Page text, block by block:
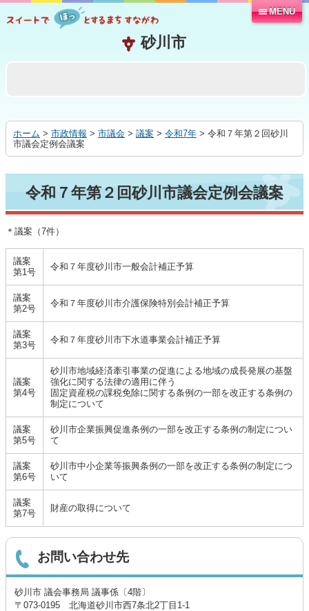
る
MENU
ホーム > 市政情報 > 市議会 > 議案 > 令和7年 > 令和７年第２回砂川
市議会定例会議案
令和７年第２回砂川市議会定例会議案
＊議案（7件）
議案
第1号
令和７年度砂川市一般会計補正予算
議案
第2号
令和７年度砂川市介護保険特別会計補正予算
議案
第3号
令和７年度砂川市下水道事業会計補正予算
議案
第4号
砂川市地域経済牽引事業の促進による地域の成長発展の基盤
強化に関する法律の適用に伴う
固定資産税の課税免除に関する条例の一部を改正する条例の
制定について
議案
第5号
砂川市企業振興促進条例の一部を改正する条例の制定につい
て
議案
第6号
砂川市中小企業等振興条例の一部を改正する条例の制定につ
いて
議案
第7号
財産の取得について
お問い合わせ先
砂川市 議会事務局 議事係〔4階〕
〒073-0195 北海道砂川市西7条北2丁目1-1